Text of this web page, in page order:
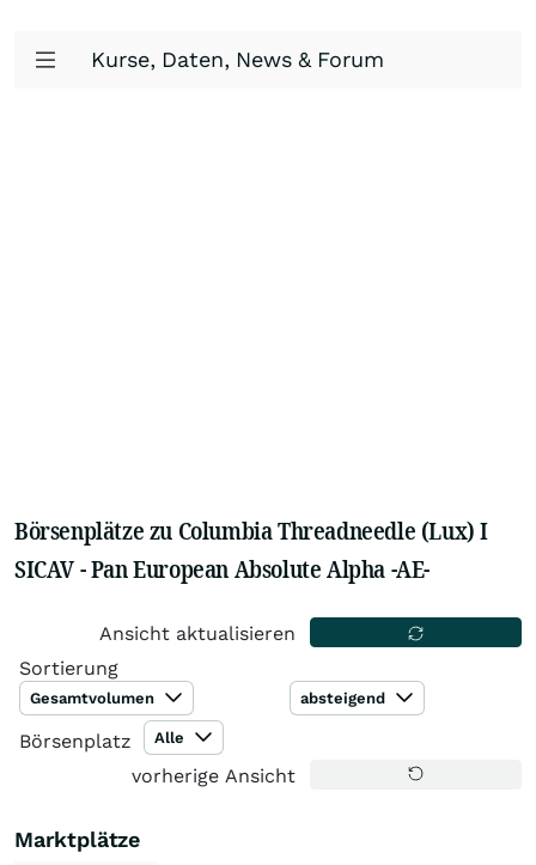
Kurse, Daten, News & Forum
Börsenplätze zu Columbia Threadneedle (Lux) I
SICAV - Pan European Absolute Alpha -AE-
Ansicht aktualisieren
Sortierung
Gesamtvolumen absteigend
Börsenplatz Alle
vorherige Ansicht
Marktplätze